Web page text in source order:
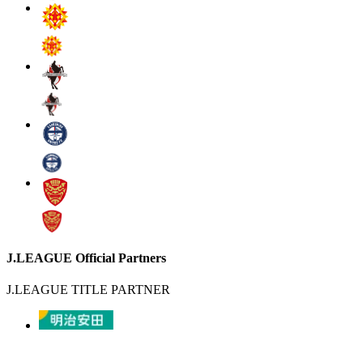
J.LEAGUE Official Partners
J.LEAGUE TITLE PARTNER